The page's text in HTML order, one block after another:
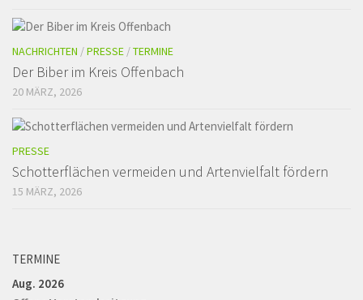
NACHRICHTEN /PRESSE /TERMINE
Der Biber im Kreis Offenbach
20 MÄRZ, 2026
PRESSE
Schotterflächen vermeiden und Artenvielfalt fördern
15 MÄRZ, 2026
TERMINE
Aug. 2026